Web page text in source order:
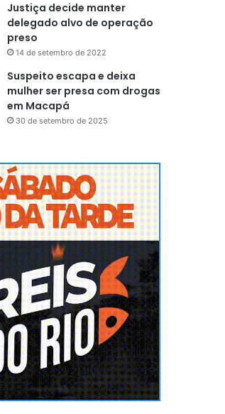
Justiça decide manter
delegado alvo de operação
preso
14 de setembro de 2022
Suspeito escapa e deixa
mulher ser presa com drogas
em Macapá
30 de setembro de 2025